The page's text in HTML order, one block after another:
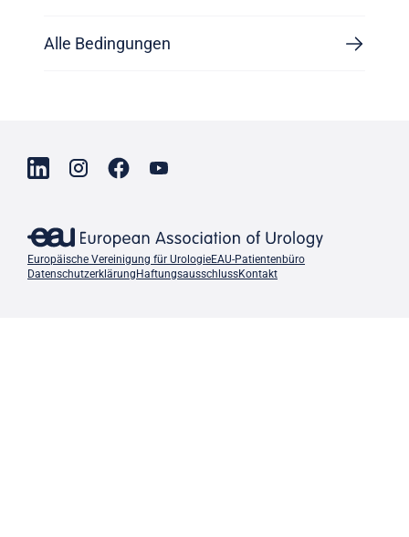
Alle Bedingungen
Europäische Vereinigung für UrologieEAU-Patientenbüro
Datenschutzerklärung HaftungsausschlussKontakt